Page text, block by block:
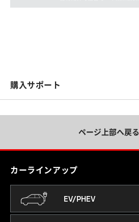
購入サポート
ページ上部へ戻る
カーラインアップ
EV/PHEV